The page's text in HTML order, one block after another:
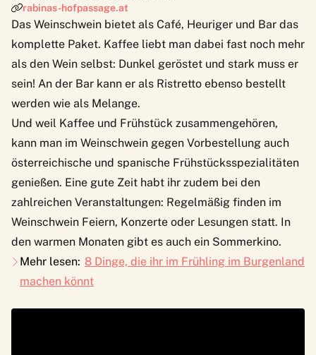
rabinas-hofpassage.at
Das Weinschwein bietet als Café, Heuriger und Bar das
komplette Paket. Kaffee liebt man dabei fast noch mehr
als den Wein selbst: Dunkel geröstet und stark muss er
sein! An der Bar kann er als Ristretto ebenso bestellt
werden wie als Melange.
Und weil Kaffee und Frühstück zusammengehören,
kann man im Weinschwein gegen Vorbestellung auch
österreichische und spanische Frühstücksspezialitäten
genießen. Eine gute Zeit habt ihr zudem bei den
zahlreichen Veranstaltungen: Regelmäßig finden im
Weinschwein Feiern, Konzerte oder Lesungen statt. In
den warmen Monaten gibt es auch ein Sommerkino.
Mehr lesen: 8 Dinge, die ihr im Frühling im Burgenland
machen könnt